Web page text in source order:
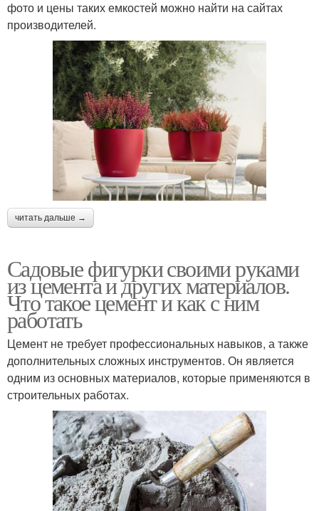
фото и цены таких емкостей можно найти на сайтах
производителей.
читать дальше →
Садовые фигурки своими руками
из цемента и других материалов.
Что такое цемент и как с ним
работать
Цемент не требует профессиональных навыков, а также
дополнительных сложных инструментов. Он является
одним из основных материалов, которые применяются в
строительных работах.